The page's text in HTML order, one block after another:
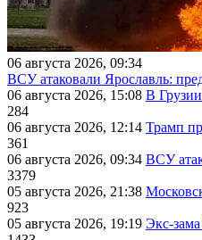
06 августа 2026, 09:34
ВСУ атаковали Ярославль:
06 августа 2026, 15:08 В
284
06 августа 2026, 12:14 Трамп
361
06 августа 2026, 09:34 ВСУ
3379
05 августа 2026, 21:38
923
05 августа 2026, 19:19 Экс-